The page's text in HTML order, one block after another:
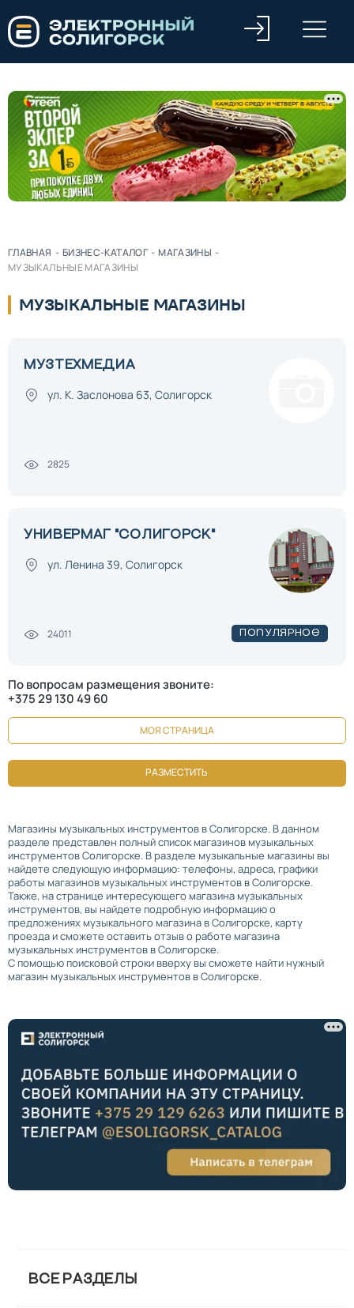
ГЛАВНАЯ - БИЗНЕС-КАТАЛОГ - МАГАЗИНЫ -
МУЗЫКАЛЬНЫЕ МАГАЗИНЫ
МУЗЫКАЛЬНЫЕ МАГАЗИНЫ
МУЗТЕХМЕДИА
ул. К. Заслонова 63, Солигорск
2825
УНИВЕРМАГ "СОЛИГОРСК"
Популярное
ул. Ленина 39, Солигорск
24011
По вопросам размещения звоните:
+375 29 130 49 60
МОЯ СТРАНИЦА
РАЗМЕСТИТЬ
Магазины музыкальных инструментов в Солигорске. В данном
разделе представлен полный список магазинов музыкальных
инструментов Солигорске. В разделе музыкальные магазины вы
найдете следующую информацию: телефоны, адреса, графики
работы магазинов музыкальных инструментов в Солигорске.
Также, на странице интересующего магазина музыкальных
инструментов, вы найдете подробную информацию о
предложениях музыкального магазина в Солигорске, карту
проезда и сможете оставить отзыв о работе магазина
музыкальных инструментов в Солигорске.
С помощью поисковой строки вверху вы сможете найти нужный
магазин музыкальных инструментов в Солигорске.
ВСЕ РАЗДЕЛЫ